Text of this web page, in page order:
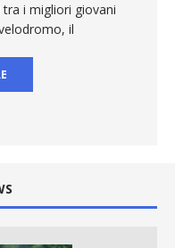
i migliori giovani
il